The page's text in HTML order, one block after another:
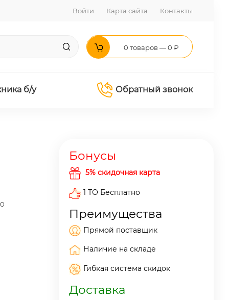
Войти Карта сайта Контакты
0 товаров — 0 ₽
б/у Обратный звонок
Бонусы
5% скидочная карта
1 ТО Бесплатно
Преимущества
Прямой поставщик
Наличие на складе
Гибкая система скидок
Доставка